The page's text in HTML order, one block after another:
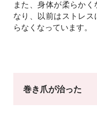
また、身体が柔らか
なり、以前はストレ
らなくなっています。
巻き爪が治った